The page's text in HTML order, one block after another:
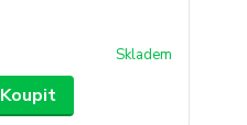
Skladem
Koupit